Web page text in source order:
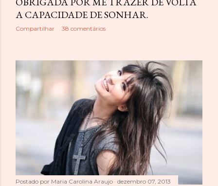
A CAPACIDADE DE SONHAR.
Compartilhar 38 comentários
Postado por Maria Carolina Araujo dezembro 07, 2013